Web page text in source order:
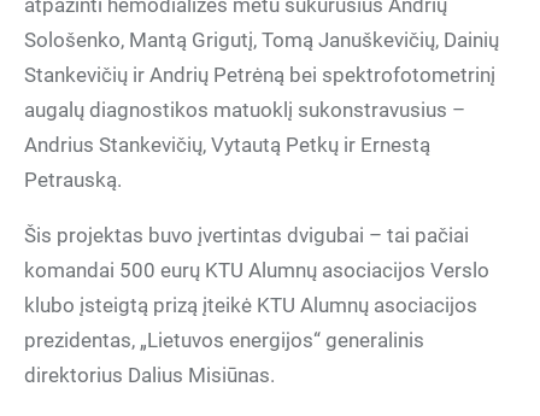
atpažinti hemodializės metu sukūrusius Andrių
Sološenko, Mantą Grigutį, Tomą Januškevičių, Dainių
Stankevičių ir Andrių Petrėną bei spektrofotometrinį
augalų diagnostikos matuoklį sukonstravusius –
Andrius Stankevičių, Vytautą Petkų ir Ernestą
Petrauską.
komandai 500 eurų KTU Alumnų asociacijos Verslo
klubo įsteigtą prizą įteikė KTU Alumnų asociacijos
prezidentas, „Lietuvos energijos“ generalinis
direktorius Dalius Misiūnas.